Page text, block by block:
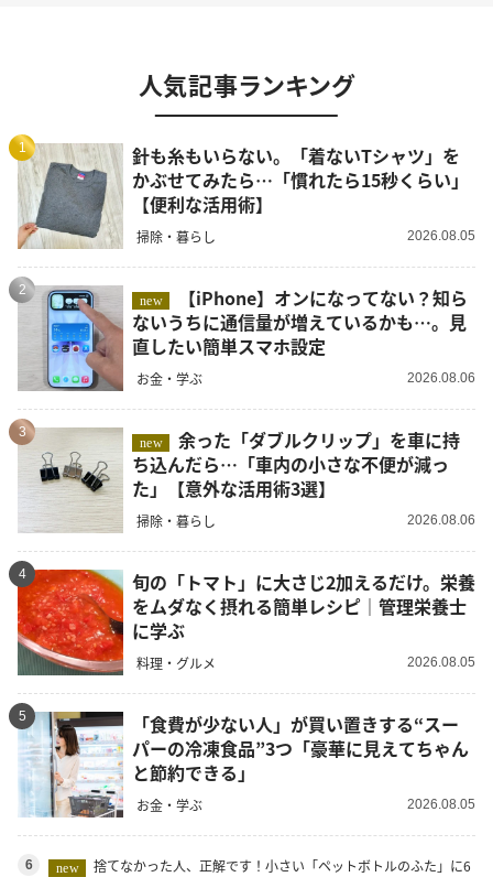
人気記事ランキング
1
針も糸もいらない。「着ないTシャツ」を
かぶせてみたら…「慣れたら15秒くらい」
【便利な活用術】
掃除・暮らし 2026.08.05
2
new
ないうちに通信量が増えているかも…。見
直したい簡単スマホ設定
お金・学ぶ 2026.08.06
3
new
余った「ダブルクリップ」を車に持
ち込んだら…「車内の小さな不便が減っ
た」【意外な活用術3選】
掃除・暮らし 2026.08.06
4
旬の「トマト」に大さじ2加えるだけ。栄養
をムダなく摂れる簡単レシピ｜管理栄養士
に学ぶ
料理・グルメ 2026.08.05
5
「食費が少ない人」が買い置きする“スー
パーの冷凍食品”3つ「豪華に見えてちゃん
と節約できる」
お金・学ぶ 2026.08.05
6 new
捨てなかった人、正解です！小さい「ペットボトルのふた」に6